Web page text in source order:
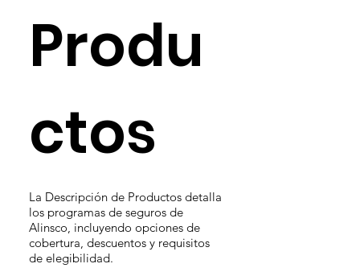
Produ
ctos
La Descripción de Productos detalla
los programas de seguros de
Alinsco, incluyendo opciones de
cobertura, descuentos y requisitos
de elegibilidad.